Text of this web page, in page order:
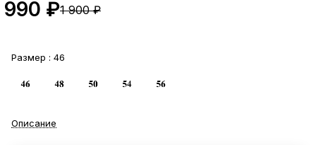
990 ₽1 900 ₽
Размер : 46
Описание